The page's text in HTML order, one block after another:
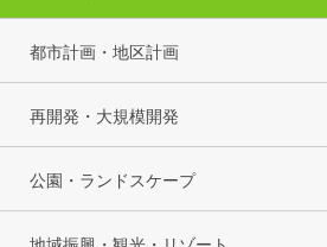
都市計画・地区計画
再開発・大規模開発
公園・ランドスケープ